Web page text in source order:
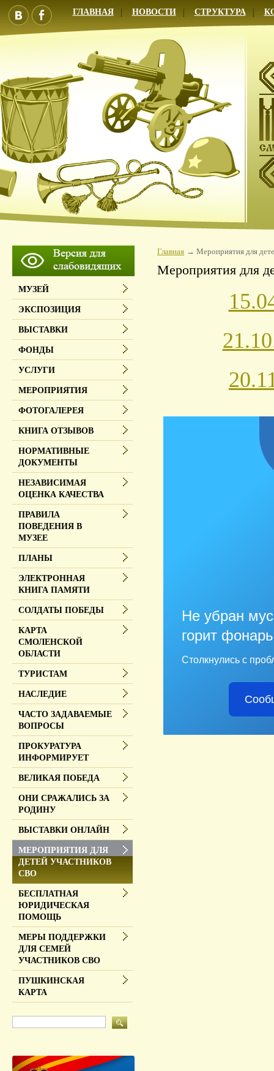
ГЛАВНАЯ НОВОСТИ СТРУКТУРА
Главная Мероприятия для
Мероприятия для
Не убран
горит
Столкнулись с
МУЗЕЙ
ЭКСПОЗИЦИЯ
ВЫСТАВКИ
ФОНДЫ
УСЛУГИ
МЕРОПРИЯТИЯ
ФОТОГАЛЕРЕЯ
КНИГА ОТЗЫВОВ
НОРМАТИВНЫЕ
ДОКУМЕНТЫ
НЕЗАВИСИМАЯ
ОЦЕНКА КАЧЕСТВА
ПРАВИЛА
ПОВЕДЕНИЯ В
МУЗЕЕ
ПЛАНЫ
ЭЛЕКТРОННАЯ
КНИГА ПАМЯТИ
СОЛДАТЫ ПОБЕДЫ
КАРТА
СМОЛЕНСКОЙ
ОБЛАСТИ
ТУРИСТАМ
НАСЛЕДИЕ
ЧАСТО ЗАДАВАЕМЫЕ
ВОПРОСЫ
ПРОКУРАТУРА
ИНФОРМИРУЕТ
ВЕЛИКАЯ ПОБЕДА
ОНИ СРАЖАЛИСЬ ЗА
РОДИНУ
ВЫСТАВКИ ОНЛАЙН
МЕРОПРИЯТИЯ ДЛЯ
ДЕТЕЙ УЧАСТНИКОВ
СВО
БЕСПЛАТНАЯ
ЮРИДИЧЕСКАЯ
ПОМОЩЬ
МЕРЫ ПОДДЕРЖКИ
ДЛЯ СЕМЕЙ
УЧАСТНИКОВ СВО
ПУШКИНСКАЯ
КАРТА